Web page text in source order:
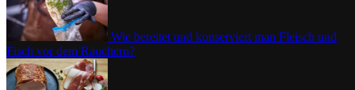
Wie bereitet und konserviert man Fleisch und
Fisch vor dem Räuchern?